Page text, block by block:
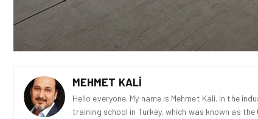
MEHMET KALI
Hello everyone. My name is Mehmet Kali. In the
training school in Turkey, which was known as